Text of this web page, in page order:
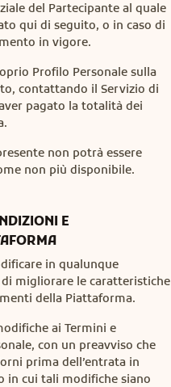
del Partecipante al quale
qui di seguito, o in caso di
in vigore.
Profilo Personale sulla
contattando il Servizio di
pagato la totalità dei
non potrà essere
non più disponibile.
E
in qualunque
migliorare le caratteristiche
della Piattaforma.
ai Termini e
con un preavviso che
prima dell’entrata in
in cui tali modifiche siano